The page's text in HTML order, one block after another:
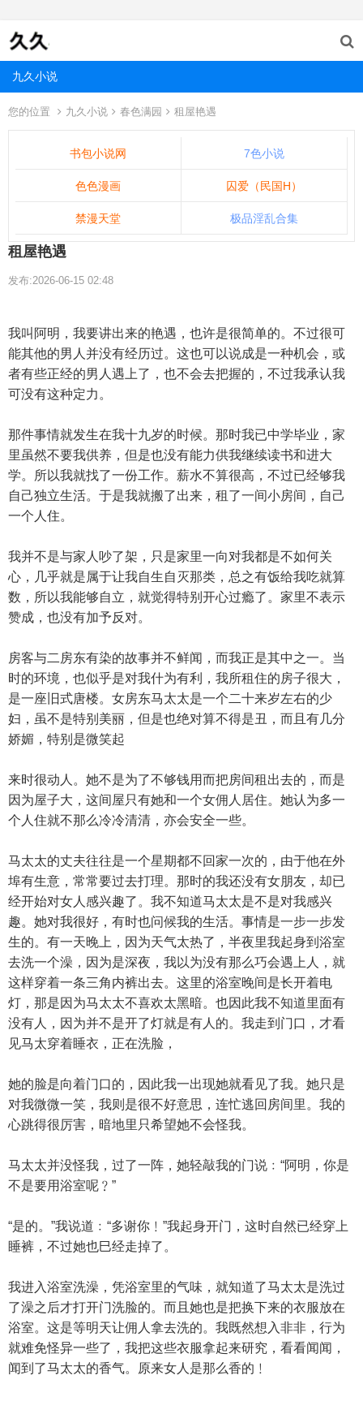
九久小说
您的位置 九久小说 春色满园 租屋艳遇
书包小说网 7色小说
色色漫画 囚爱（民国H）
禁漫天堂 极品淫乱合集
租屋艳遇
发布:2026-06-15 02:48
我叫阿明，我要讲出来的艳遇，也许是很简单的。不过很可
能其他的男人并没有经历过。这也可以说成是一种机会，或
者有些正经的男人遇上了，也不会去把握的，不过我承认我
可没有这种定力。
那件事情就发生在我十九岁的时候。那时我已中学毕业，家
里虽然不要我供养，但是也没有能力供我继续读书和进大
学。所以我就找了一份工作。薪水不算很高，不过已经够我
自己独立生活。于是我就搬了出来，租了一间小房间，自己
一个人住。
我并不是与家人吵了架，只是家里一向对我都是不如何关
心，几乎就是属于让我自生自灭那类，总之有饭给我吃就算
数，所以我能够自立，就觉得特别开心过瘾了。家里不表示
赞成，也没有加予反对。
房客与二房东有染的故事并不鲜闻，而我正是其中之一。当
时的环境，也似乎是对我什为有利，我所租住的房子很大，
是一座旧式唐楼。女房东马太太是一个二十来岁左右的少
妇，虽不是特别美丽，但是也绝对算不得是丑，而且有几分
娇媚，特别是微笑起
来时很动人。她不是为了不够钱用而把房间租出去的，而是
因为屋子大，这间屋只有她和一个女佣人居住。她认为多一
个人住就不那么冷冷清清，亦会安全一些。
马太太的丈夫往往是一个星期都不回家一次的，由于他在外
埠有生意，常常要过去打理。那时的我还没有女朋友，却已
经开始对女人感兴趣了。我不知道马太太是不是对我感兴
趣。她对我很好，有时也问候我的生活。事情是一步一步发
生的。有一天晚上，因为天气太热了，半夜里我起身到浴室
去洗一个澡，因为是深夜，我以为没有那么巧会遇上人，就
这样穿着一条三角内裤出去。这里的浴室晚间是长开着电
灯，那是因为马太太不喜欢太黑暗。也因此我不知道里面有
没有人，因为并不是开了灯就是有人的。我走到门口，才看
见马太穿着睡衣，正在洗脸，
她的脸是向着门口的，因此我一出现她就看见了我。她只是
对我微微一笑，我则是很不好意思，连忙逃回房间里。我的
心跳得很厉害，暗地里只希望她不会怪我。
马太太并没怪我，过了一阵，她轻敲我的门说﹕“阿明，你是
不是要用浴室呢﹖”
“是的。”我说道﹕“多谢你﹗”我起身开门，这时自然已经穿上
睡裤，不过她也巳经走掉了。
我进入浴室洗澡，凭浴室里的气味，就知道了马太太是洗过
了澡之后才打开门洗脸的。而且她也是把换下来的衣服放在
浴室。这是等明天让佣人拿去洗的。我既然想入非非，行为
就难免怪异一些了，我把这些衣服拿起来研究，看看闻闻，
闻到了马太太的香气。原来女人是那么香的﹗